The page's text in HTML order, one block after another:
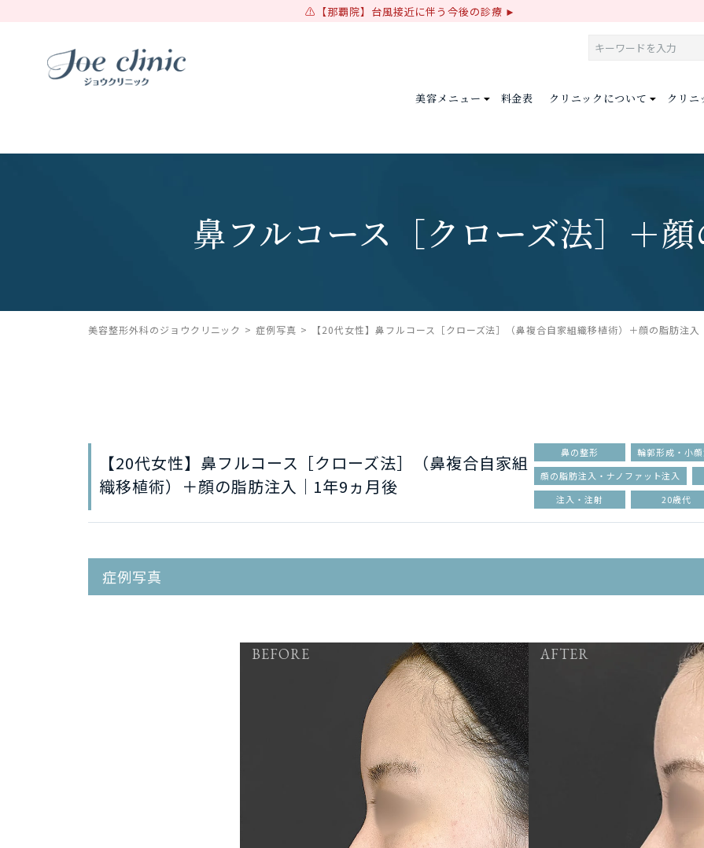
【那覇院】台風接近に伴う今後の診療
美容メニュー 料金表 クリニックについて クリニ
鼻フルコース［クローズ法］ ＋
美容整形外科のジョウクリニック 症例写真 【20代女性】鼻フルコース［クローズ法］（鼻複合自家組織移植術）＋顔の脂肪注
【20代女性】鼻フルコース［クローズ法］（鼻複合自家組
織移植術）＋顔の脂肪注入｜1年9ヵ月後
鼻の整形 輪郭形成・小
顔の脂肪注入・ナノファット注入
注入・注射
20歳代
症例写真
BEFORE AFTER